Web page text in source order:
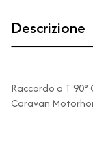
Descrizione
Raccordo a T
Caravan